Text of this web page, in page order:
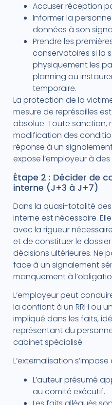
Accuser réception
Informer la
données à son
Prendre les
conservatoires si la
physiquement les
planning ou
temporaire.
La protection de la
mesure de représailles
absolue. Toute sanction,
modification des
réponse à un
expose l’employeur à
Étape 2 : Décider de
interne (J+3 à J+7)
Dans la quasi-totalité
interne est nécessaire.
avec la rigueur
et de constituer le
décisions ultérieures. Ne
face à un signalement
manquement à
L’employeur peut
la confiant à un RRH ou
impliqué dans les faits,
représentant du
cabinet spécialisé.
L’externalisation
L’auteur présumé
au comité exécutif.